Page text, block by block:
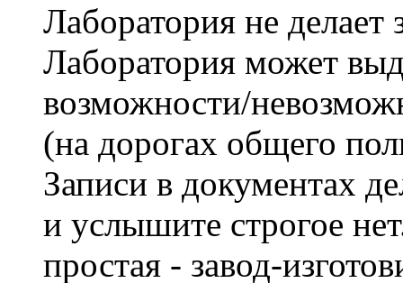
Лаборатория не делает
Лаборатория может
возможности/
(на дорогах общего
Записи в документах
и услышите строгое
простая - завод-